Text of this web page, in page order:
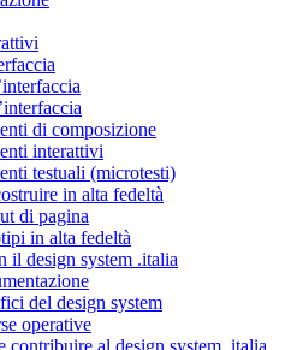
di composizione
interattivi
testuali (microtesti)
in alta fedeltà
di pagina
in alta fedeltà
il design system .italia
del design system
operative
contribuire al design system .italia